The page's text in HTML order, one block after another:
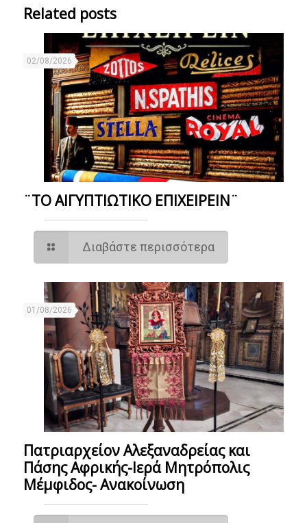
Related posts
02/08/2026
¨ΤΟ ΑΙΓΥΠΤΙΩΤΙΚΟ ΕΠΙΧΕΙΡΕΙΝ¨
Διαβάστε περισσότερα
01/08/2026
Πατριαρχείον Αλεξαναδρείας και
Πάσης Αφρικής-Ιερά Μητρόπολις
Μέμφιδος- Ανακοίνωση